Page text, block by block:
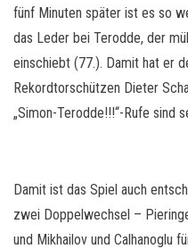
fünf Minuten später ist es so
das Leder bei Terodde, der
einschiebt (77.). Damit hat er
Rekordtorschützen Dieter
„Simon-Terodde!!!“-Rufe sind
Damit ist das Spiel auch
zwei Doppelwechsel –
und Mikhailov und Calhanoglu